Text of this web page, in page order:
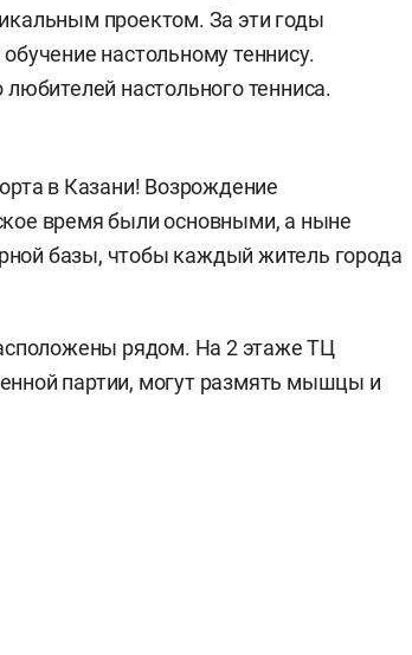
проектом. За эти годы
настольному теннису.
настольного тенниса.
в Казани! Возрождение
время были основными, а ныне
базы, чтобы каждый житель города
рядом. На 2 этаже ТЦ
партии, могут размять мышцы и